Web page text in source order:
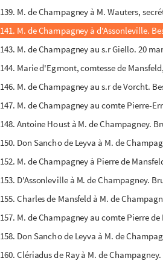
139. M. de Champagney à M. Wauters,
141. M. de Champagney à d'Assonleville.
143. M. de Champagney au s.r Giello. 20
144. Marie d'Egmont, comtesse de
146. M. de Champagney au s.r de Vorcht.
147. M. de Champagney au comte Pierre-
148. Antoine Houst à M. de Champagney.
150. Don Sancho de Leyva à M. de
152. M. de Champagney à Pierre de
153. D'Assonleville à M. de Champagney.
155. Charles de Mansfeld à M. de
157. M. de Champagney au comte Pierre
158. Don Sancho de Leyva à M. de
160. Clériadus de Ray à M. de